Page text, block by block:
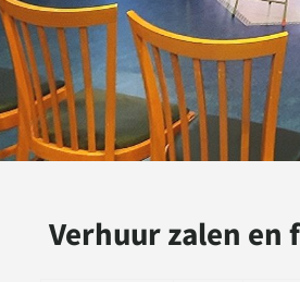
Verhuur zalen en